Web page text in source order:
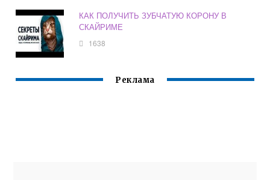
КАК ПОЛУЧИТЬ ЗУБЧАТУЮ КОРОНУ В
СКАЙРИМЕ
1638
Реклама